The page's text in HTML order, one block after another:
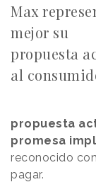
Max
mejor su
propuesta
al
propuesta
promesa
reconocido
pagar.